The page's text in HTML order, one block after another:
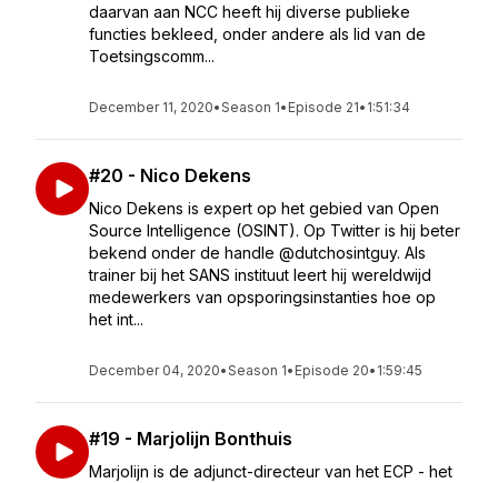
daarvan aan NCC heeft hij diverse publieke
functies bekleed, onder andere als lid van de
Toetsingscomm...
December 11, 2020•Season 1• Episode 21• 1:51:34
#20 - Nico Dekens
Nico Dekens is expert op het gebied van Open
Source Intelligence (OSINT). Op Twitter is hij beter
bekend onder de handle @dutchosintguy. Als
trainer bij het SANS instituut leert hij wereldwijd
medewerkers van opsporingsinstanties hoe op
het int...
December 04, 2020•Season 1• Episode 20• 1:59:45
#19 - Marjolijn Bonthuis
Marjolijn is de adjunct-directeur van het ECP - het